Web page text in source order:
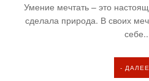
Умение мечтать – это
сделала природа. В своих
-